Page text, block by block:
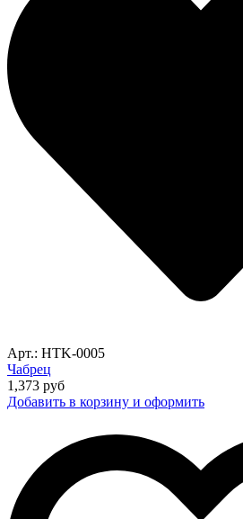
Арт.: HTK-0005
Чабрец
1,373 руб
Добавить в корзину и оформить